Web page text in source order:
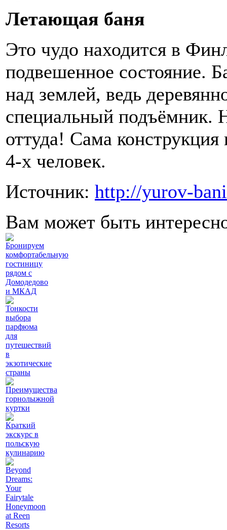
Летающая баня
Это чудо находится в
подвешенное состояние.
над землей, ведь
специальный подъёмник.
оттуда! Сама
4-х человек.
Источник: http://yurov-
Вам может быть
Бронируем
комфортабельную
гостиницу
рядом с
Домодедово
и МКАД
Тонкости
выбора
парфюма
для
путешествий
в
экзотические
страны
Преимущества
горнолыжной
куртки
Краткий
экскурс в
польскую
кулинарию
Beyond
Dreams:
Your
Fairytale
Honeymoon
at Reen
Resorts